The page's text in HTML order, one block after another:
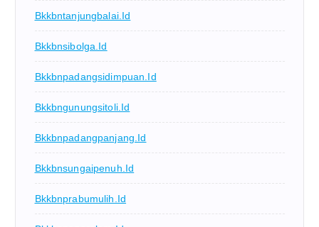
Bkkbntanjungbalai.id
Bkkbnsibolga.id
Bkkbnpadangsidimpuan.id
Bkkbngunungsitoli.id
Bkkbnpadangpanjang.id
Bkkbnsungaipenuh.id
Bkkbnprabumulih.id